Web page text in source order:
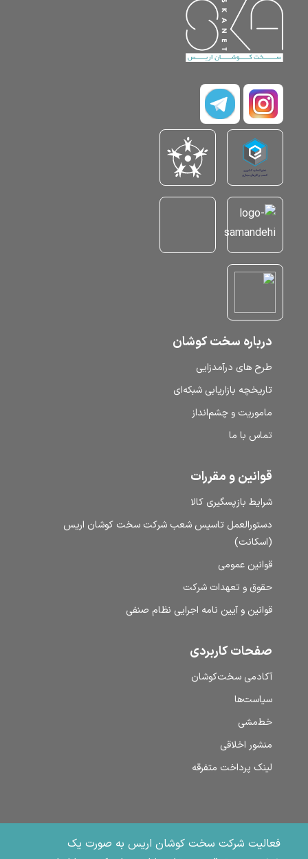
درباره سخت کوشان
طرح‌ های درآمدزایی
تاریخچه بازاریابی شبکه‌ای
ماموریت و چشم‌انداز
تماس با ما
قوانین و مقررات
شرایط بازپسگیری کالا
دستورالعمل تاسیس شعب شرکت سخت کوشان اریس
(اسکانت)
قوانین عمومی
حقوق و تعهدات شرکت
قوانین و آیین نامه اجرایی نظام صنفی
صفحات کاربردی
آکادمی سخت‌کوشان
سیاست‌ها
خط‌مشی
منشور اخلاقی
لینک پرداخت متفرقه
فعالیت شرکت سخت کوشان اریس به صورت یک